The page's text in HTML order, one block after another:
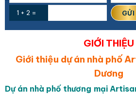
1 + 2 =
GIỚI THIỆU
Giới thiệu dự án nhà phố
Dương
Dự án nhà phố thương mại